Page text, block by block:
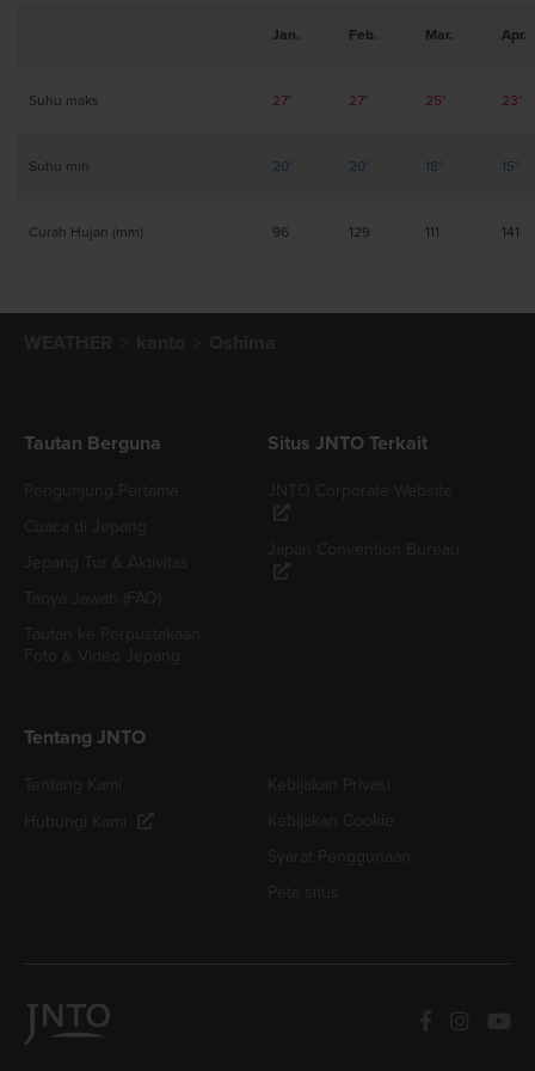
Jan. Feb. Mar. Apr.
Suhu maks 27° 27° 25° 23°
Suhu min 20° 20° 18° 15°
Curah Hujan (mm) 96 129 111 141
Tautan Berguna Situs JNTO Terkait
Tentang JNTO